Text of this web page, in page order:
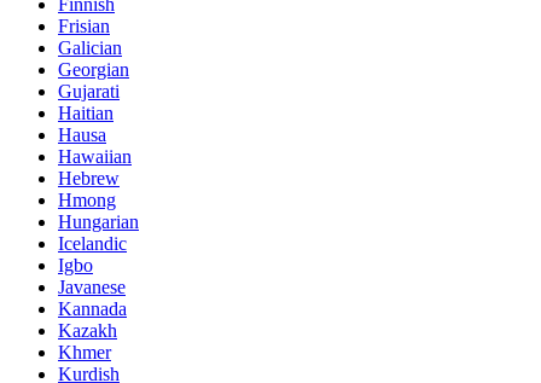
Finnish
Frisian
Galician
Georgian
Gujarati
Haitian
Hausa
Hawaiian
Hebrew
Hmong
Hungarian
Icelandic
Igbo
Javanese
Kannada
Kazakh
Khmer
Kurdish